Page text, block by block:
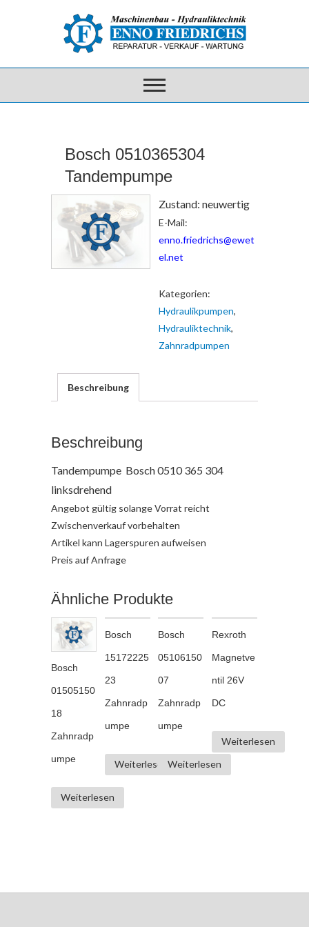
Bosch 0510365304
Tandempumpe
Zustand: neuwertig
E-Mail:
enno.friedrichs@ewet
el.net
Kategorien:
Hydraulikpumpen,
Hydrauliktechnik,
Zahnradpumpen
Beschreibung
Beschreibung
Tandempumpe Bosch 0510 365 304
linksdrehend
Angebot gültig solange Vorrat reicht
Zwischenverkauf vorbehalten
Artikel kann Lagerspuren aufweisen
Preis auf Anfrage
Ähnliche Produkte
Bosch
01505150
18
Zahnradp
umpe
Weiterlesen
Bosch
15172225
23
Zahnradp
umpe
Weiterlesen
Bosch
05106150
07
Zahnradp
umpe
Weiterlesen
Rexroth
Magnetve
ntil 26V
DC
Weiterlesen